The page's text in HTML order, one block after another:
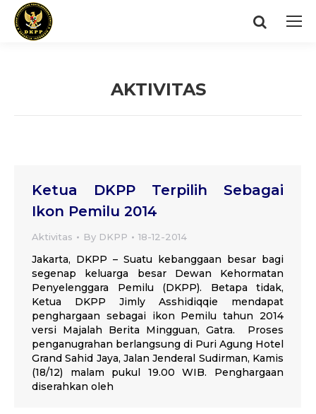
Search:
AKTIVITAS
Ketua DKPP Terpilih Sebagai
Ikon Pemilu 2014
Aktivitas By DKPP 18-12-2014
Jakarta, DKPP – Suatu kebanggaan besar bagi
segenap keluarga besar Dewan Kehormatan
Penyelenggara Pemilu (DKPP). Betapa tidak,
Ketua DKPP Jimly Asshidiqqie mendapat
penghargaan sebagai ikon Pemilu tahun 2014
versi Majalah Berita Mingguan, Gatra. Proses
penganugrahan berlangsung di Puri Agung Hotel
Grand Sahid Jaya, Jalan Jenderal Sudirman, Kamis
(18/12) malam pukul 19.00 WIB. Penghargaan
diserahkan oleh